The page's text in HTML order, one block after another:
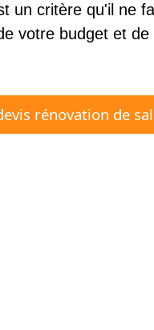
un critère qu'il ne
votre budget et de
rénovation de